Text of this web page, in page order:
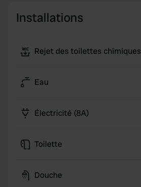
Installations
Rejet des toilettes chimiques
Eau
Électricité (8A)
Toilette
Douche